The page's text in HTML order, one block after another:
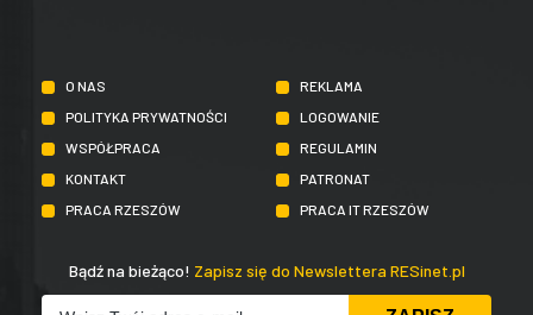
O NAS
REKLAMA
POLITYKA PRYWATNOŚCI
LOGOWANIE
WSPÓŁPRACA
REGULAMIN
KONTAKT
PATRONAT
PRACA RZESZÓW
PRACA IT RZESZÓW
Bądź na bieżąco! Zapisz się do Newslettera RESinet.pl